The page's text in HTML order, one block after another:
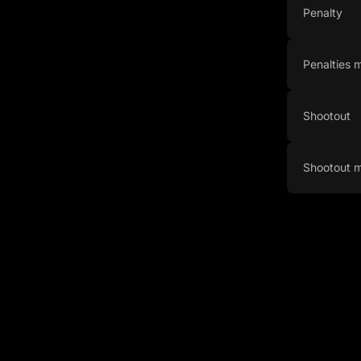
Penalty
Penalties
Shootout
Shootout